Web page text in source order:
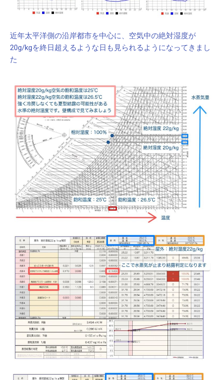
近年太平洋側の沿岸都市を中心に、空気中の絶対湿度が
20g/kgを終日超えるような日も見られるようになってきまし
た